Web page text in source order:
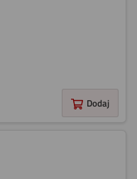
Dodaj